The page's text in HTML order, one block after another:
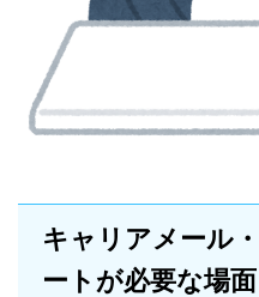
キャリアメール
ートが必要な場面